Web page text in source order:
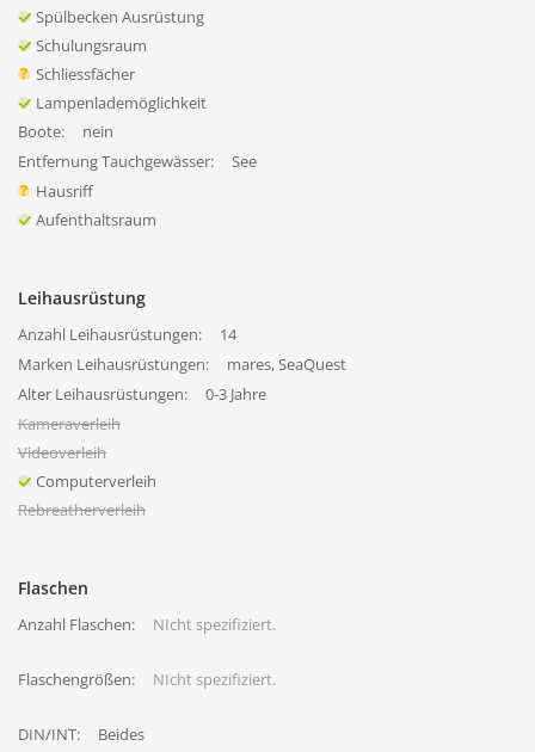
Spülbecken Ausrüstung
Schulungsraum
Schliessfächer
Lampenlademöglichkeit
Boote:
nein
Entfernung Tauchgewässer:
See
Hausriff
Aufenthaltsraum
Leihausrüstung
Anzahl Leihausrüstungen:
14
Marken Leihausrüstungen:
mares, SeaQuest
Alter Leihausrüstungen:
0-3 Jahre
Kameraverleih
Videoverleih
Computerverleih
Rebreatherverleih
Flaschen
Anzahl Flaschen: NIcht spezifiziert.
Flaschengrößen: NIcht spezifiziert.
DIN/INT:
Beides